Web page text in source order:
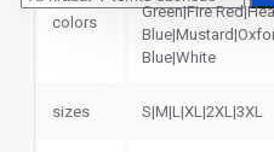
colors
Green|Fire
Blue|White
sizes S|M|L|XL|2XL|3XL